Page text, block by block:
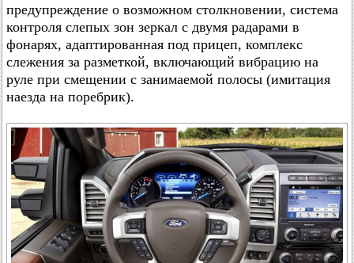
предупреждение о возможном столкновении, система
контроля слепых зон зеркал с двумя радарами в
фонарях, адаптированная под прицеп, комплекс
слежения за разметкой, включающий вибрацию на
руле при смещении с занимаемой полосы (имитация
наезда на поребрик).